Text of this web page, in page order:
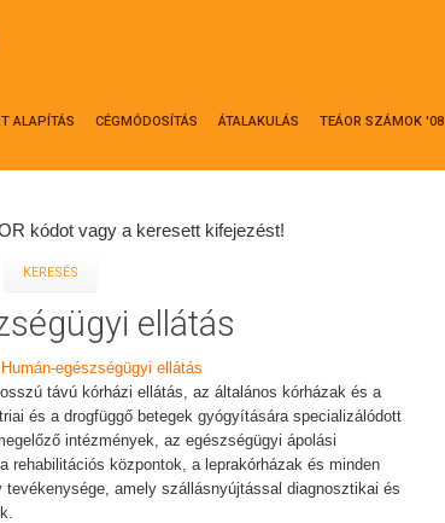
ALAPÍTÁS CÉGMÓDOSÍTÁS ÁTALAKULÁS TEÁOR SZÁMOK '08
kódot vagy a keresett kifejezést!
ellátás
egészségügyi ellátás
távú kórházi ellátás, az általános kórházak és a
és a drogfüggő betegek gyógyítására specializálódott
intézmények, az egészségügyi ápolási
rehabilitációs központok, a leprakórházak és minden
tevékenysége, amely szállásnyújtással diagnosztikai és